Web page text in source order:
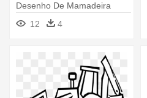
Desenho De Mamadeira
Para Colorir
12 4